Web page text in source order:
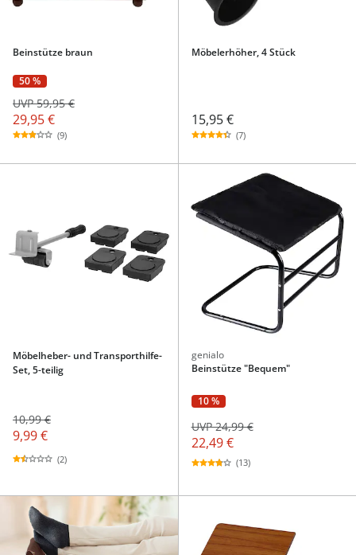
Beinstütze braun
50 %
29,95 €
UVP 59,95 €
(9)
Möbelerhöher, 4 Stück
15,95 €
(7)
Möbelheber- und Transporthilfe-
Set, 5-teilig
10,99 €
9,99 €
(2)
genialo
Beinstütze "Bequem"
10 %
22,49 €
UVP 24,99 €
(13)